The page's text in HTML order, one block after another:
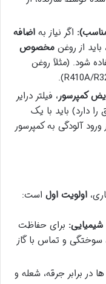
اگر نیاز به اضافه
باید از روغن مخصوص
شود. (مثلاً روغن
کمپرسور، فیلتر درایر
دارد) باید با یک
آلودگی به کمپرسور
اولویت اول است:
برای حفاظت
سوختگی و تماس با گاز
در برابر جرقه، شعله و